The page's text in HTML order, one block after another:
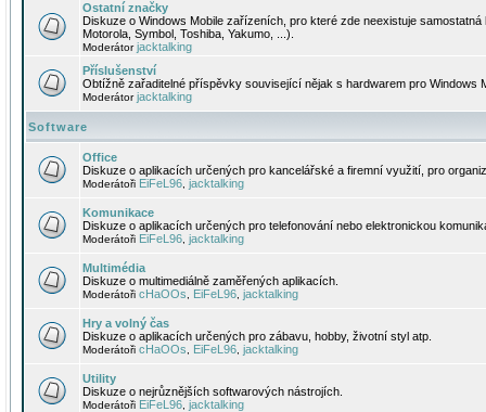
Ostatní značky
Diskuze o Windows Mobile zařízeních, pro které zde neexistuje
Motorola, Symbol, Toshiba, Yakumo, ...).
Moderátorjacktalking
Příslušenství
Obtížně zařaditelné příspěvky související nějak s hardwarem pro Windows
Moderátorjacktalking
Software
Office
Diskuze o aplikacích určených pro kancelářské a firemní využití, pro
Moderátoři EiFeL96 jacktalking
Komunikace
Diskuze o aplikacích určených pro telefonování nebo elektronickou
Moderátoři EiFeL96 jacktalking
Multimédia
Diskuze o multimediálně zaměřených aplikacích.
Moderátoři cHaOOs EiFeL96 jacktalking
Hry a volný čas
Diskuze o aplikacích určených pro zábavu, hobby, životní styl atp.
Moderátoři cHaOOs EiFeL96 jacktalking
Utility
Diskuze o nejrůznějších softwarových nástrojích.
Moderátoři EiFeL96 jacktalking